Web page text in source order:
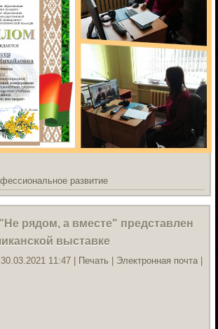
развитие
рядом, а вместе" представлен
выставке
11:47 | Печать | Электронная почта |